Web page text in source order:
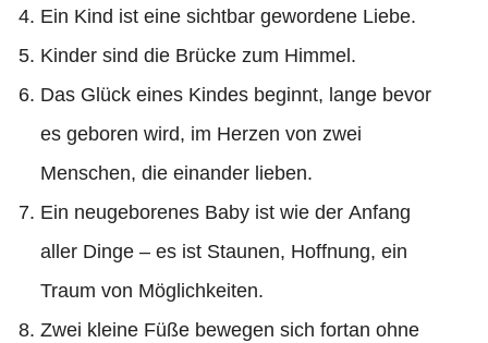
Ein Kind ist eine sichtbar gewordene Liebe.
Kinder sind die Brücke zum Himmel.
Das Glück eines Kindes beginnt, lange bevor
es geboren wird, im Herzen von zwei
Menschen, die einander lieben.
Ein neugeborenes Baby ist wie der Anfang
aller Dinge – es ist Staunen, Hoffnung, ein
Traum von Möglichkeiten.
Zwei kleine Füße bewegen sich fortan ohne